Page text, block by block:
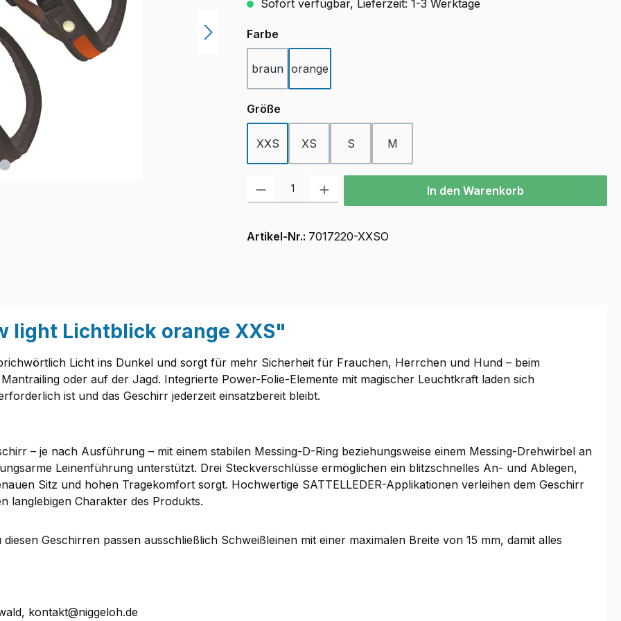
Sofort verfügbar, Lieferzeit: 1-3 Werktage
Farbe
braun orange
Größe
XXS XS S M
Produkt Anzahl: Gib den gewünschten Wert ein oder benutze die Schaltflächen
In den Warenkorb
Artikel-Nr.: 7017220-XXSO
light Lichtblick orange XXS"
Licht ins Dunkel und sorgt für mehr Sicherheit für Frauchen, Herrchen und Hund – beim
oder auf der Jagd. Integrierte Power-Folie-Elemente mit magischer Leuchtkraft laden sich
ist und das Geschirr jederzeit einsatzbereit bleibt.
– je nach Ausführung – mit einem stabilen Messing-D-Ring beziehungsweise einem Messing-Drehwirbel an
Leinenführung unterstützt. Drei Steckverschlüsse ermöglichen ein blitzschnelles An- und Ablegen,
Sitz und hohen Tragekomfort sorgt. Hochwertige SATTELLEDER-Applikationen verleihen dem Geschirr
langlebigen Charakter des Produkts.
Geschirren passen ausschließlich Schweißleinen mit einer maximalen Breite von 15 mm, damit alles
kontakt@niggeloh.de